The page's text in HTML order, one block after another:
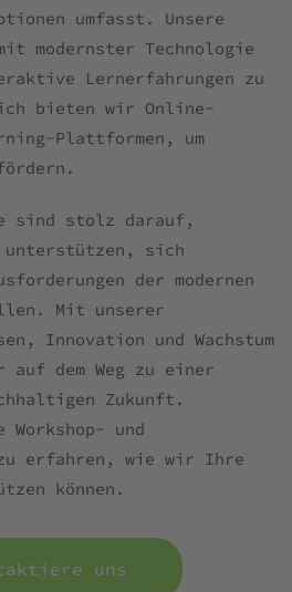
umfasst. Unsere
modernster Technologie
Lernerfahrungen zu
bieten wir Online-
Plattformen, um
sind stolz darauf,
unterstützen, sich
der modernen
Mit unserer
Innovation und Wachstum
dem Weg zu einer
Zukunft.
und
zu erfahren, wie wir Ihre
können.
uns